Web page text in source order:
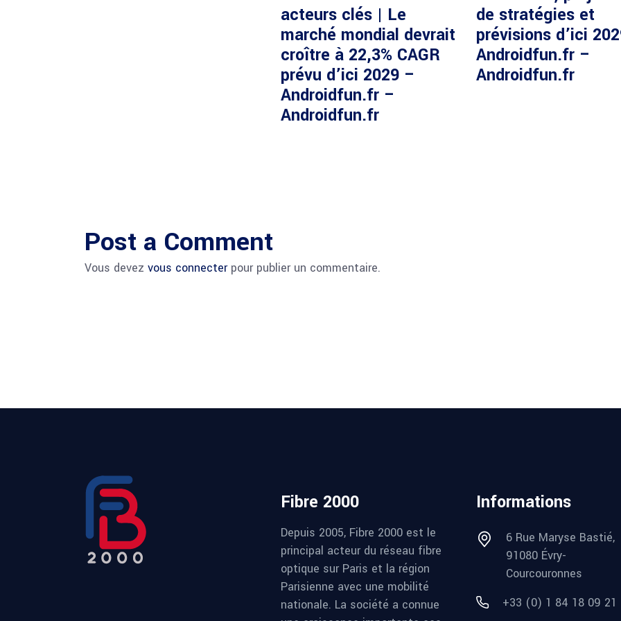
acteurs clés | Le
marché mondial devrait
croître à 22,3% CAGR
prévu d’ici 2029 –
Androidfun.fr –
Androidfun.fr
de stratégies et
prévisions d’ici
Androidfun.fr –
Androidfun.fr
Post a Comment
Vous devez vous connecterpour publier un commentaire.
Fibre 2000
Depuis 2005, Fibre 2000 est le
principal acteur du réseau fibre
optique sur Paris et la région
Parisienne avec une mobilité
nationale. La société a connue
Informations
6 Rue Maryse Bastié,
91080 Évry-
Courcouronnes
+33 (0) 1 84 18 09 21